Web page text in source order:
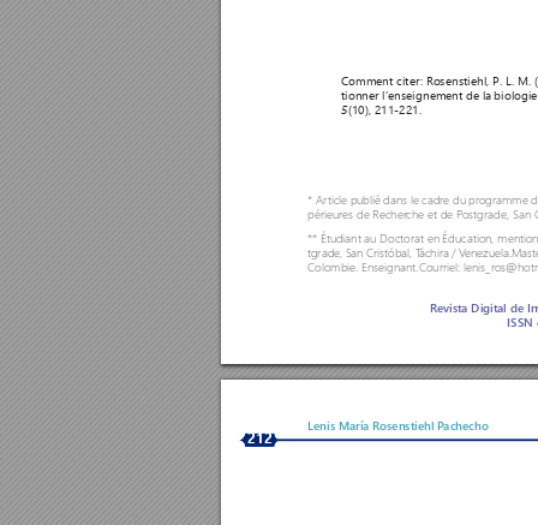
Revista Digital de
Comment citer: Rosenstiehl, P. L. M.
tionner l'enseignement de la
5(10), 211-221.
* Article publié dans le cadre du programme
périeures de Recherche et de Postgrade, San
** Étudiant au Doctorat en Éducation,
tgrade, San Cristóbal, Táchira / V
Colombie. Enseignant.Courriel:
212
Lenis María Rosenstiehl Pachecho